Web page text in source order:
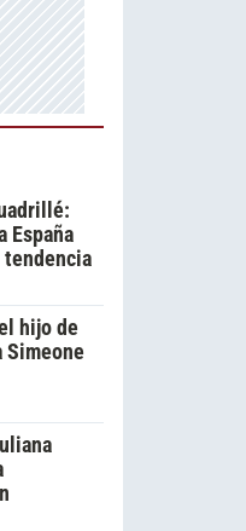
España
hijo de
Simeone